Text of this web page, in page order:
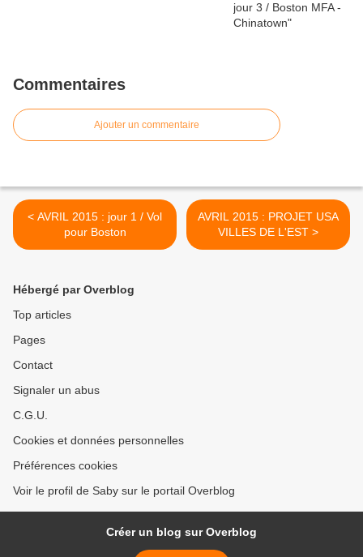
Commentaires
Ajouter un commentaire
< AVRIL 2015 : jour 1 / Vol
pour Boston
AVRIL 2015 : PROJET USA
VILLES DE L'EST >
Hébergé par Overblog
Top articles
Pages
Contact
Signaler un abus
C.G.U.
Cookies et données personnelles
Préférences cookies
Voir le profil de Saby sur le portail Overblog
Créer un blog sur Overblog